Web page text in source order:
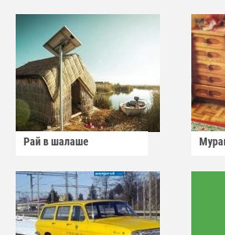
Рай в шалаше